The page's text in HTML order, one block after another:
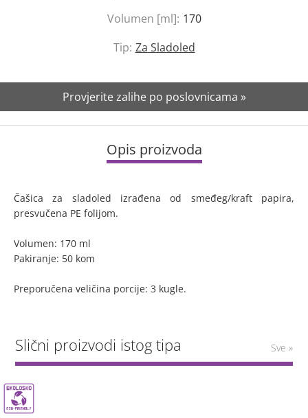
Volumen [ml]: 170
Tip: Za Sladoled
Provjerite zalihe po poslovnicama »
Opis proizvoda
Čašica za sladoled izrađena od smeđeg/kraft papira,
presvučena PE folijom.
Volumen: 170 ml
Pakiranje: 50 kom
Preporučena veličina porcije: 3 kugle.
Slični proizvodi istog tipa Sve »